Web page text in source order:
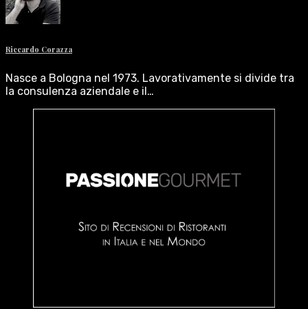
Riccardo Corazza
Nasce a Bologna nel 1973. Lavorativamente si divide tra
la consulenza aziendale e il…